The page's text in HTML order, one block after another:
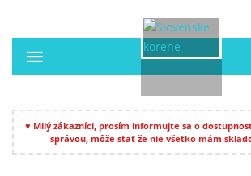
♥ Milý zákazníci, prosím informujte sa o
správou, môže stať že nie všetko mám